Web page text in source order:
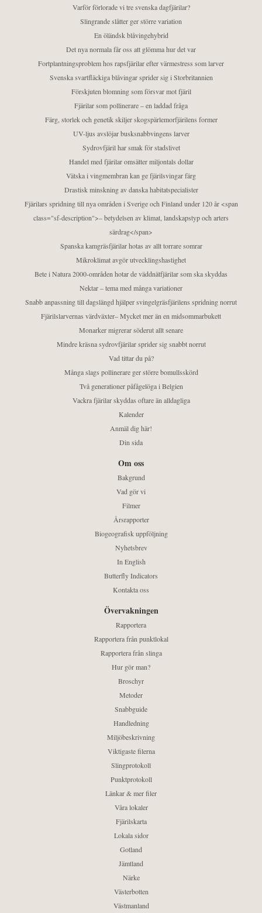
Varför förlorade vi tre svenska dagfjärilar?
Slingrande slåtter ger större variation
En öländsk blåvingehybrid
Det nya normala får oss att glömma hur det var
Fortplantningsproblem hos rapsfjärilar efter värmestress som larver
Svenska svartfläckiga blåvingar sprider sig i Storbritannien
Förskjuten blomning som försvar mot fjäril
Fjärilar som pollinerare – en laddad fråga
Färg, storlek och genetik skiljer skogspärlemorfjärilens former
UV-ljus avslöjar busksnabbvingens larver
Sydrovfjäril har smak för stadslivet
Handel med fjärilar omsätter miljontals dollar
Vätska i vingmembran kan ge fjärilsvingar färg
Drastisk minskning av danska habitatspecialister
Fjärilars spridning till nya områden i Sverige och Finland under 120 år <span
class="sf-description">– betydelsen av klimat, landskapstyp och arters
särdrag</span>
Spanska kamgräsfjärilar hotas av allt torrare somrar
Mikroklimat avgör utvecklingshastighet
Bete i Natura 2000-områden hotar de väddnätfjärilar som ska skyddas
Nektar – tema med många variationer
Snabb anpassning till dagslängd hjälper svingelgräsfjärilens spridning norrut
Fjärilslarvernas värdväxter– Mycket mer än en midsommarbukett
Monarker migrerar söderut allt senare
Mindre kräsna sydrovfjärilar sprider sig snabbt norrut
Vad tittar du på?
Många slags pollinerare ger större bomullsskörd
Två generationer påfågelöga i Belgien
Vackra fjärilar skyddas oftare än alldagliga
Kalender
Anmäl dig här!
Din sida
Om oss
Bakgrund
Vad gör vi
Filmer
Årsrapporter
Biogeografisk uppföljning
Nyhetsbrev
In English
Butterfly Indicators
Kontakta oss
Övervakningen
Rapportera
Rapportera från punktlokal
Rapportera från slinga
Hur gör man?
Broschyr
Metoder
Snabbguide
Handledning
Miljöbeskrivning
Viktigaste filerna
Slingprotokoll
Punktprotokoll
Länkar & mer filer
Våra lokaler
Fjärilskarta
Lokala sidor
Gotland
Jämtland
Närke
Västerbotten
Västmanland